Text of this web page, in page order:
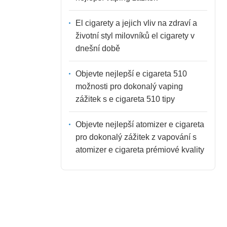
El cigarety a jejich vliv na zdraví a
životní styl milovníků el cigarety v
dnešní době
Objevte nejlepší e cigareta 510
možnosti pro dokonalý vaping
zážitek s e cigareta 510 tipy
Objevte nejlepší atomizer e cigareta
pro dokonalý zážitek z vapování s
atomizer e cigareta prémiové kvality